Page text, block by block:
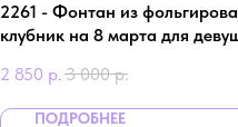
2261 - Фонтан из
клубник на 8 марта для
2 850 р. 3 000 р.
ПОДРОБНЕЕ